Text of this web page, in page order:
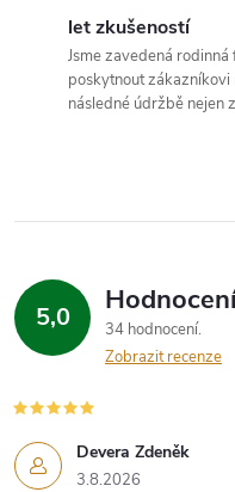
y
v
ý
p
i
s
let zkušeností
Jsme zavedená
poskytnout
následné údržbě nejen
5,0
34 hodnocení
Zobrazit recenze
Devera Zdeněk
3.8.2026